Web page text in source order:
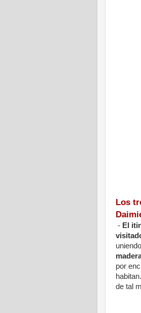
Los
- El
por
de tal